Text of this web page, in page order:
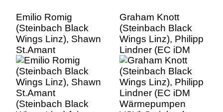
Emilio Romig
(Steinbach Black
Wings Linz), Shawn
St.Amant
(Steinbach Black
Wings Linz) feiern
das Tor zum 1 zu 0,
Steinbach Black
Wings Linz vs EC
Graham Knott
(Steinbach Black
Wings Linz), Philipp
Lindner (EC iDM
Wärmepumpen
VSV) Steinbach
Black Wings Linz vs
EC IDM
Wärmepumpen